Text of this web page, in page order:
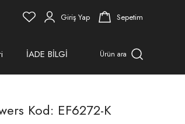
Giriş Yap Sepetim
İADE BİLGİ Ürün ara
Kod: EF6272-K